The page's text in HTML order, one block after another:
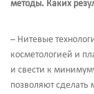
методы. Каких
– Нитевые
косметологией и
и свести к
позволяют